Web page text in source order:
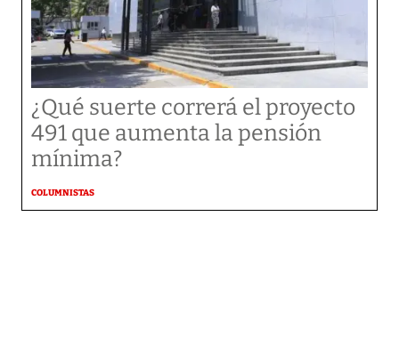
¿Qué suerte correrá el proyecto
491 que aumenta la pensión
mínima?
COLUMNISTAS